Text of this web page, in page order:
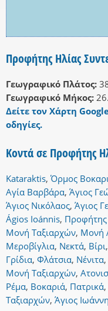
Προφήτης Ηλίας
Γεωγραφικό Πλάτος:
Γεωγραφικό Μήκος:
Δείτε τον Χάρτη
οδηγίες.
Κοντά σε Προφήτης
Kataraktis,Όρμος
Αγία Βαρβάρα, Άγιος
Άγιος Νικόλαος, Άγιος
Ágios Ioánnis, Προφήτης
Μονή Ταξιαρχών, Μονή
Μεροβίγλια, Νεκτά, Βίρι,
Γρίδια, Φλάτσια, Νένιτα,
Μονή Ταξιαρχών,
Ρέμα, Βοκαριά, Πατρικά,
Ταξιαρχών, Άγιος